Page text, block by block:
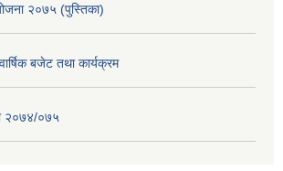
२०७५ (पुस्तिका)
बजेट तथा कार्यक्रम
२०७४/०७५